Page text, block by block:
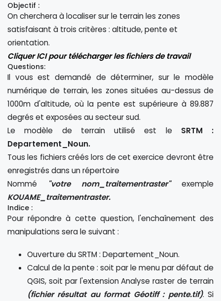
Objectif :
On cherchera à localiser sur le terrain les zones
satisfaisant à trois critères : altitude, pente et
orientation.
Cliquer ICI pour télécharger les fichiers de travail
Questions:
Il vous est demandé de déterminer, sur le modèle
numérique de terrain, les zones situées au-dessus de
1000m d'altitude, où la pente est supérieure à 89.887
degrés et exposées au secteur sud.
Le modèle de terrain utilisé est le SRTM :
Departement_Noun.
Tous les fichiers créés lors de cet exercice devront être
enregistrés dans un répertoire
Nommé
"votre nom_traitementraster"exemple
KOUAME_traitementraster.
Indice :
Pour répondre à cette question, l'enchaînement des
manipulations sera le suivant :
Ouverture du SRTM : Departement_Noun.
Calcul de la pente : soit par le menu par défaut de
QGIS, soit par l'extension Analyse raster de terrain
(fichier résultat au format Géotiff : pente.tif). Si